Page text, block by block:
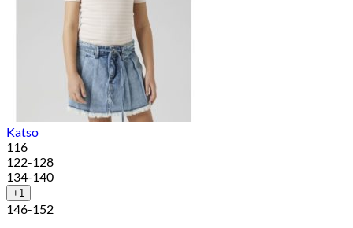
Katso
116
122-128
134-140
+1
146-152